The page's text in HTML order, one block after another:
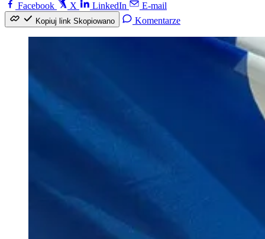
Facebook
X LinkedIn E-mail
Kopiuj link Skopiowano Komentarze